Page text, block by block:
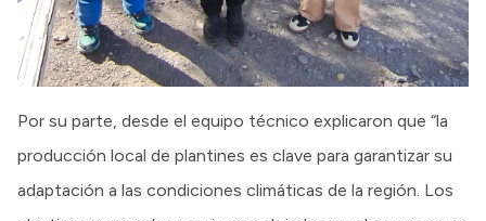
Por su parte, desde el equipo técnico explicaron que “la
producción local de plantines es clave para garantizar su
adaptación a las condiciones climáticas de la región. Los